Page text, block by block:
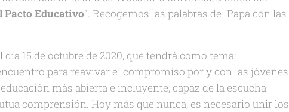
Educativo". Recogemos las palabras del Papa con las
15 de octubre de 2020, que tendrá como tema:
para reavivar el compromiso por y con las jóvenes
más abierta e incluyente, capaz de la escucha
comprensión. Hoy más que nunca, es necesario unir los